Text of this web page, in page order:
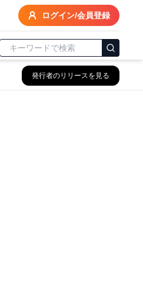
ログイン/会員登録
発行者のリリースを見る